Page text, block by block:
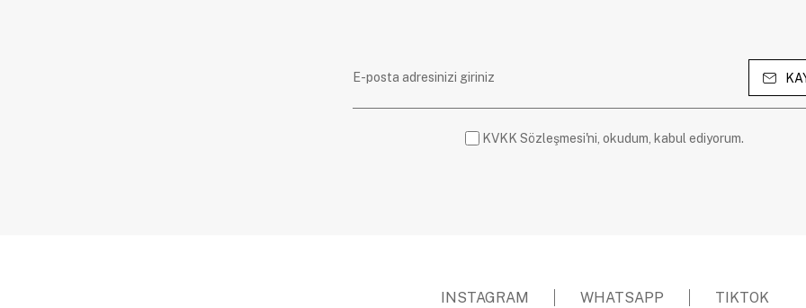
KVKK Sözleşmesi'ni, okudum, kabul ediyorum.
INSTAGRAM WHATSAPP TIKTOK